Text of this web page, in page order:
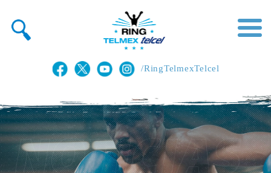
/RingTelmexTelcel